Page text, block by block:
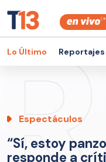
Lo Último
Espectáculos
“Sí, estoy
responde a